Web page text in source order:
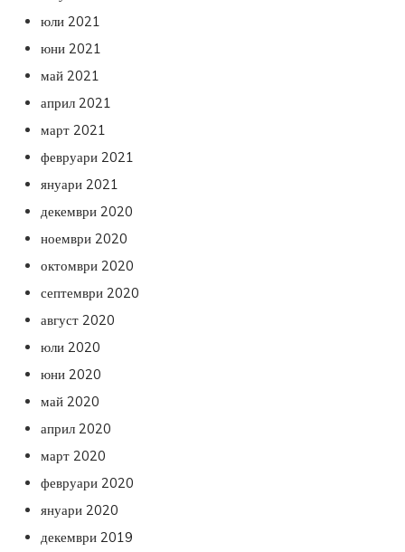
юли 2021
юни 2021
май 2021
април 2021
март 2021
февруари 2021
януари 2021
декември 2020
ноември 2020
октомври 2020
септември 2020
август 2020
юли 2020
юни 2020
май 2020
април 2020
март 2020
февруари 2020
януари 2020
декември 2019